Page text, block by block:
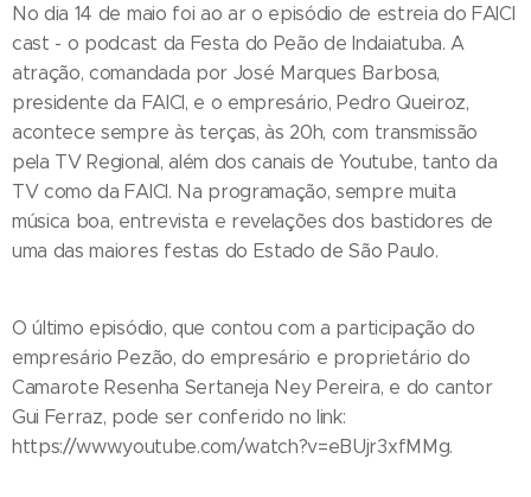
No dia 14 de maio foi ao ar o episódio de estreia do FAICI
cast - o podcast da Festa do Peão de Indaiatuba. A
atração, comandada por José Marques Barbosa,
presidente da FAICI, e o empresário, Pedro Queiroz,
acontece sempre às terças, às 20h, com transmissão
pela TV Regional, além dos canais de Youtube, tanto da
TV como da FAICI. Na programação, sempre muita
música boa, entrevista e revelações dos bastidores de
uma das maiores festas do Estado de São Paulo.
O último episódio, que contou com a participação do
empresário Pezão, do empresário e proprietário do
Camarote Resenha Sertaneja Ney Pereira, e do cantor
Gui Ferraz, pode ser conferido no link:
https://www.youtube.com/watch?v=eBUjr3xfMMg.